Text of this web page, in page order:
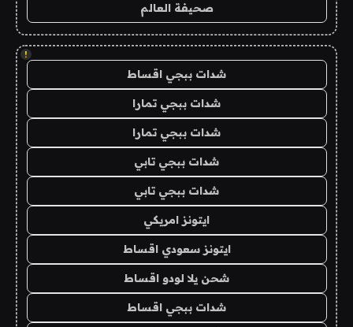
صحيفة العالم
!
شدات ببجي اقساط
شدات ببجي تمارا
شدات ببجي تمارا
شدات ببجي تابي
شدات ببجي تابي
ايتونز امريكي
ايتونز سعودي اقساط
شحن يلا لودو اقساط
شدات ببجي اقساط